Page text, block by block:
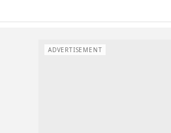
ADVERTISEMENT